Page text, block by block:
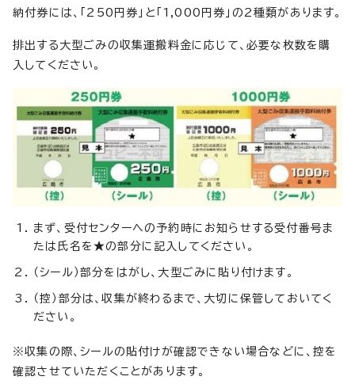
納付券には、「250円券」と「1,000円券」の2種類があります。
排出する大型ごみの収集運搬料金に応じて、必要な枚数を購
入してください。
まず、受付センターへの予約時にお知らせする受付番号ま
たは氏名を★の部分に記入してください。
（シール）部分をはがし、大型ごみに貼り付けます。
（控）部分は、収集が終わるまで、大切に保管しておいてく
ださい。
※収集の際、シールの貼付けが確認できない場合などに、控を
確認させていただくことがあります。